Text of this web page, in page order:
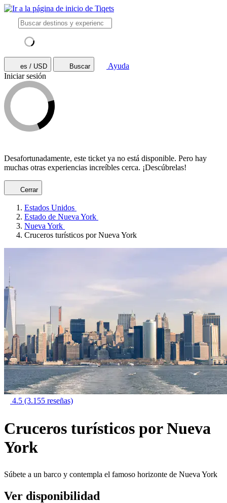
es / USD Buscar
Ayuda
Iniciar sesión
Desafortunadamente, este ticket ya no está disponible. Pero hay
muchas otras experiencias increíbles cerca. ¡Descúbrelas!
Cerrar
Estados Unidos
Estado de Nueva York
Nueva York
Cruceros turísticos por Nueva York
4.5 (3.155 reseñas)
Cruceros turísticos por Nueva
York
Súbete a un barco y contempla el famoso horizonte de Nueva York
Ver disponibilidad